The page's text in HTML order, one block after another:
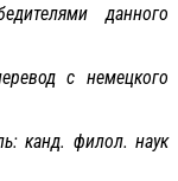
данного
с немецкого
канд. филол. наук